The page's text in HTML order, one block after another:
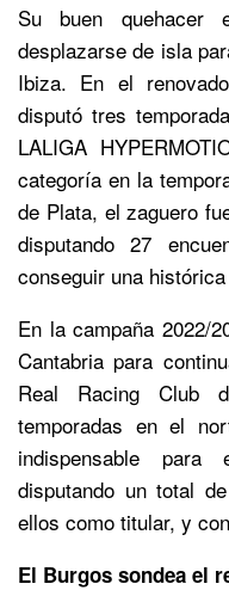
Su buen
desplazarse de isla
Ibiza. En el
disputó tres
LALIGA
categoría en la
de Plata, el zaguero
disputando 27
conseguir una
En la campaña 2022/
Cantabria para
Real Racing Club
temporadas en el
indispensable
disputando un total
ellos como titular, y
El Burgos sondea el